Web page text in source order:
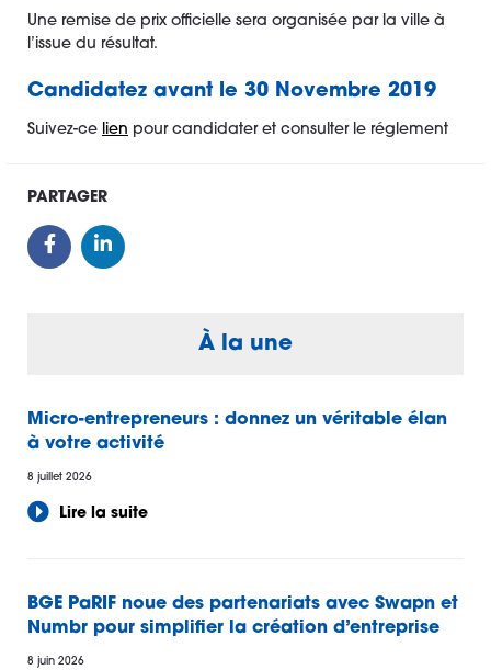
Une remise de prix officielle sera organisée par la ville à
l’issue du résultat.
Candidatez avant le 30 Novembre 2019
Suivez-ce lien pour candidater et consulter le réglement
PARTAGER
À la une
Micro-entrepreneurs : donnez un véritable élan
à votre activité
8 juillet 2026
Lire la suite
BGE PaRIF noue des partenariats avec Swapn et
Numbr pour simplifier la création d’entreprise
8 juin 2026